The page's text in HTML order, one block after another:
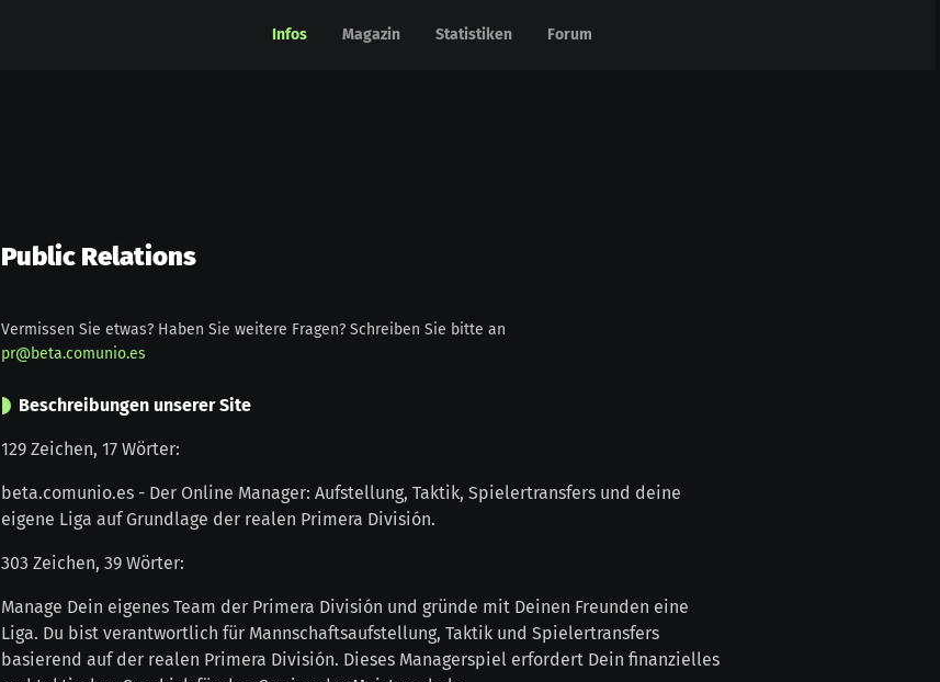
Infos Magazin Statistiken Forum
Infos Magazin Statistiken Forum
Public Relations
Vermissen Sie etwas? Haben Sie weitere Fragen? Schreiben Sie bitte an
pr@beta.comunio.es
Beschreibungen unserer Site
129 Zeichen, 17 Wörter:
beta.comunio.es - Der Online Manager: Aufstellung, Taktik, Spielertransfers und deine
eigene Liga auf Grundlage der realen Primera División.
303 Zeichen, 39 Wörter:
Manage Dein eigenes Team der Primera División und gründe mit Deinen Freunden eine
Liga. Du bist verantwortlich für Mannschaftsaufstellung, Taktik und Spielertransfers
basierend auf der realen Primera División. Dieses Managerspiel erfordert Dein finanzielles